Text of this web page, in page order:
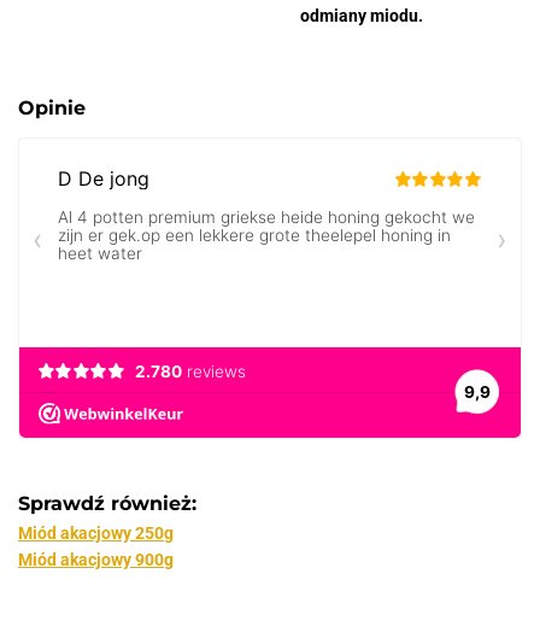
odmiany miodu.
Opinie
Sprawdź również:
Miód akacjowy 250g
Miód akacjowy 900g